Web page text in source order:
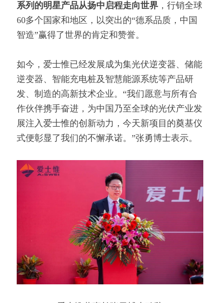
系列的明星产品从扬中启程走向世界 ，行销全球
60多个国家和地区，以突出的“德系品质，中国
智造”赢得了世界的肯定和赞誉。
如今，爱士惟已经发展成为集光伏逆变器、储能
逆变器、智能充电桩及智慧能源系统等产品研
发、制造的高新技术企业。“我们愿意与所有合
作伙伴携手奋进，为中国乃至全球的光伏产业发
展注入爱士惟的创新动力，今天新项目的奠基仪
式便彰显了我们的不懈承诺。”张勇博士表示。